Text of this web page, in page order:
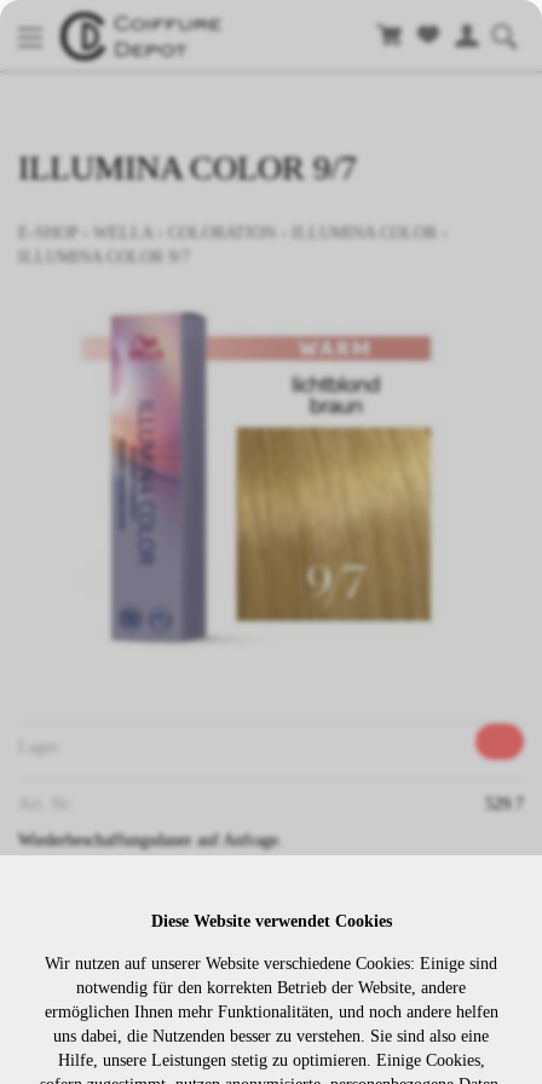
ILLUMINA COLOR 9/7
WELLA
529.7
Wiederbeschaffungsdauer auf Anfrage.
Login sichtbar. Bitte loggen Sie
sich ein oder registrieren Sie sich.
Diese Website verwendet Cookies
Wir nutzen auf unserer Website verschiedene Cookies: Einige sind
notwendig für den korrekten Betrieb der Website, andere
ermöglichen Ihnen mehr Funktionalitäten, und noch andere helfen
uns dabei, die Nutzenden besser zu verstehen. Sie sind also eine
Hilfe, unsere Leistungen stetig zu optimieren. Einige Cookies,